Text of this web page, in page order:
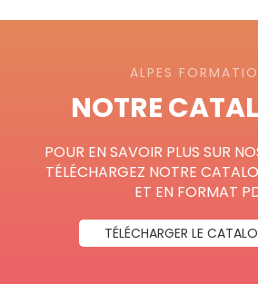
ALPES
NOTRE
POUR EN SAVOIR PLUS SUR
TÉLÉCHARGEZ NOTRE
ET EN FORMAT
TÉLÉCHARGER LE